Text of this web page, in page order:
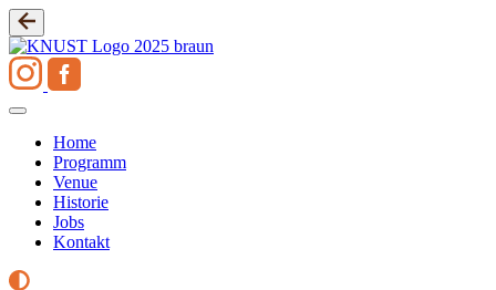
Zum
Inhalt
springen
Home
Programm
Venue
Historie
Jobs
Kontakt